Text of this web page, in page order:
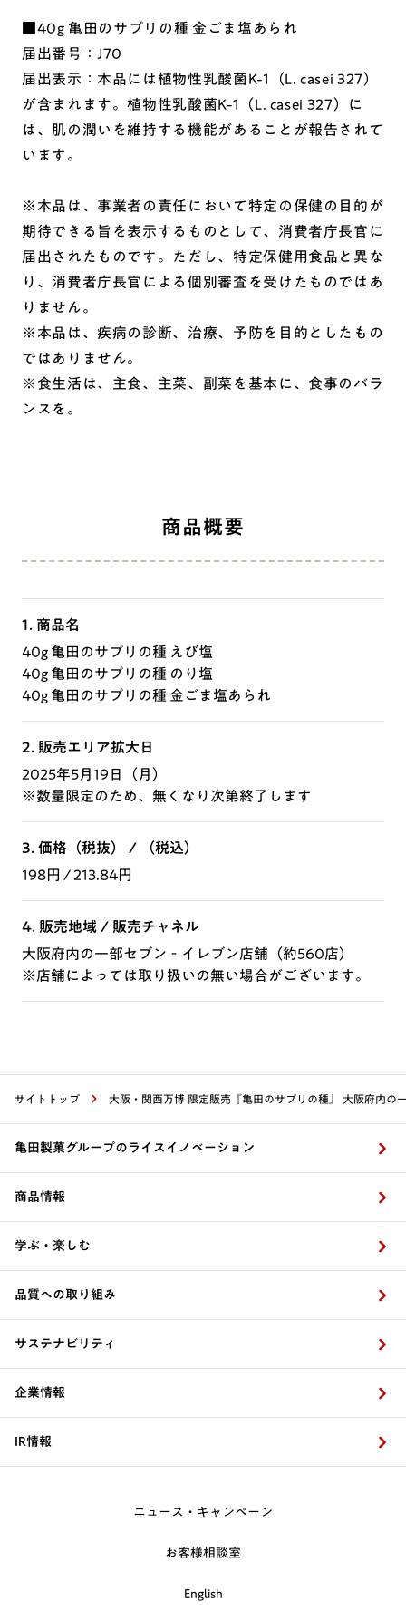
■40g 亀田のサプリの種 金ごま塩あられ
届出番号：J70
届出表示：本品には植物性乳酸菌K-1（L. casei 327）
が含まれます。植物性乳酸菌K-1（L. casei 327）に
は、肌の潤いを維持する機能があることが報告されて
います。
※本品は、事業者の責任において特定の保健の目的が
期待できる旨を表示するものとして、消費者庁長官に
届出されたものです。ただし、特定保健用食品と異な
り、消費者庁長官による個別審査を受けたものではあ
りません。
※本品は、疾病の診断、治療、予防を目的としたもの
ではありません。
※食生活は、主食、主菜、副菜を基本に、食事のバラ
ンスを。
商品概要
1. 商品名
40g 亀田のサプリの種 えび塩
40g 亀田のサプリの種 のり塩
40g 亀田のサプリの種 金ごま塩あられ
2. 販売エリア拡大日
2025年5月19日（月）
※数量限定のため、無くなり次第終了します
3. 価格（税抜） / （税込）
198円 / 213.84円
4. 販売地域 / 販売チャネル
大阪府内の一部セブン‐イレブン店舗（約560店）
※店舗によっては取り扱いの無い場合がございます。
サイトトップ 大阪・関西万博 限定販売『亀田のサプリの種』 大阪府内の
亀田製菓グループのライスイノベーション
商品情報
学ぶ・楽しむ
品質への取り組み
サステナビリティ
企業情報
IR情報
ニュース・キャンペーン
お客様相談室
English